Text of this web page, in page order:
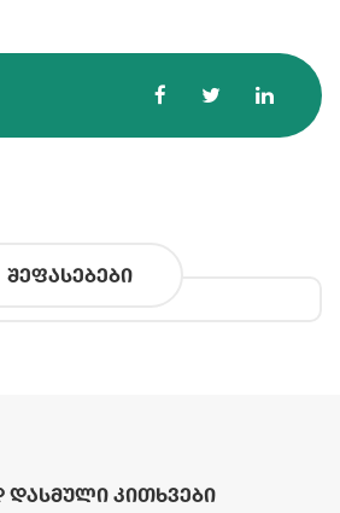
შეფასებები
დასმული კითხვები